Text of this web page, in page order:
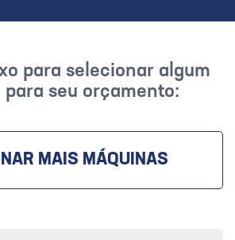
para selecionar algum
para seu orçamento:
MAIS MÁQUINAS